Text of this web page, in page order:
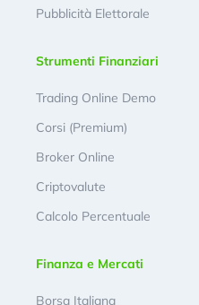
Pubblicità Elettorale
Strumenti Finanziari
Trading Online Demo
Corsi (Premium)
Broker Online
Criptovalute
Calcolo Percentuale
Finanza e Mercati
Borsa Italiana